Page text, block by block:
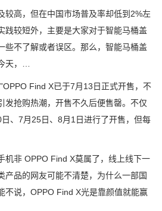
高，但在中国市场普及率却低到2%左
践较短外，主要是大家对于智能马桶盖
些不了解或者误区。那么，智能马桶盖
天，…
Find X已于7月13日正式开售，不
发抢购热潮，开售不久后便售罄。不仅
、7月25日、8月1日进行了开售，但每
非 OPPO Find X莫属了，线上线下一
产品的网友可能不清楚，为什么一部国
不说，OPPO Find X光是靠颜值就能赢